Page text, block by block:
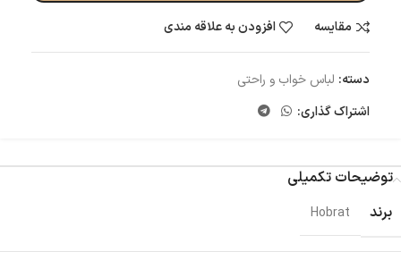
مقایسه
افزودن به علاقه مندی
دسته: لباس خواب و راحتی
اشتراک گذاری:
توضیحات تکمیلی
برند
Hobrat